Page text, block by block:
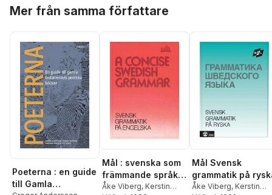
Mer från samma författare
Poeterna : en guide
till Gamla
Mål : svenska som
främmande språk.
A concise Swedish
Åke Viberg, Kerstin
Mål Svensk
grammatik på
Åke Viberg, Kerstin